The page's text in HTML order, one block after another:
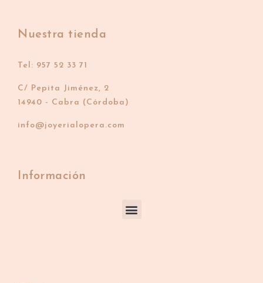
Nuestra tienda
Tel: 957 52 33 71
C/ Pepita Jiménez, 2
14940 - Cabra (Córdoba)
info@joyerialopera.com
Información